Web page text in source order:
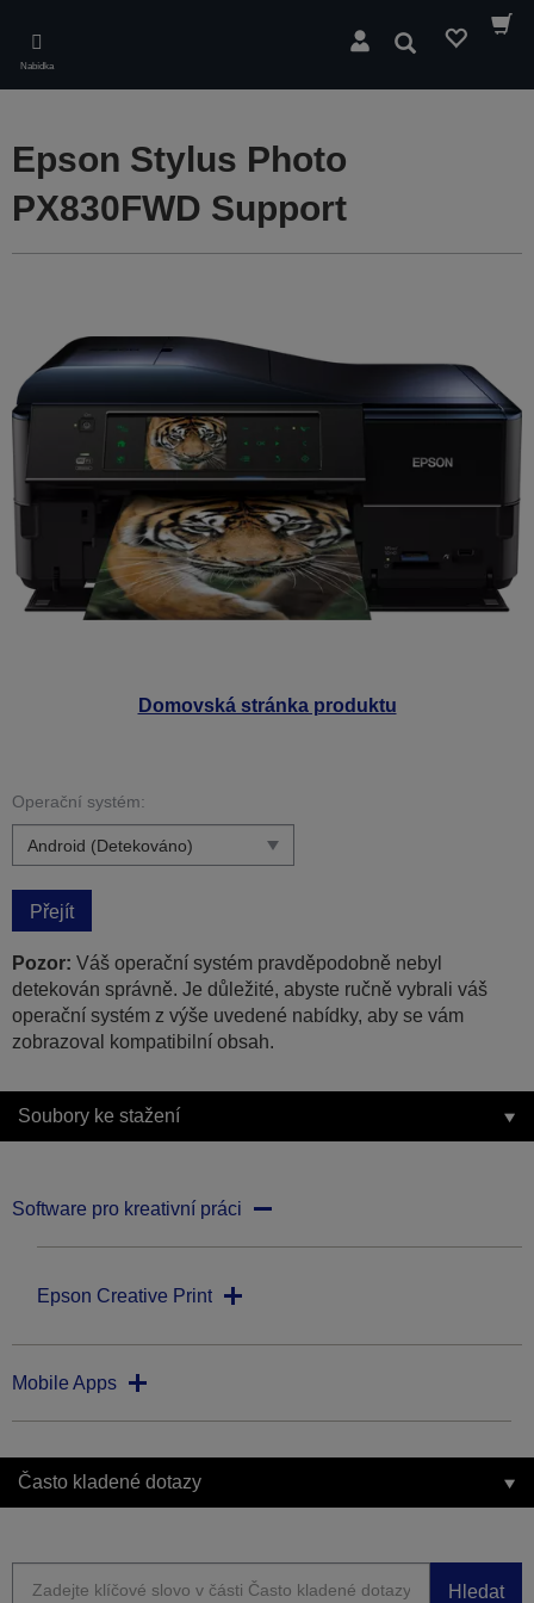
main
content
Nabídka
Hledat
Domovská stránka produktu
Epson Stylus Photo
PX830FWD Support
Operační systém:
Přejít
Pozor: Váš operační systém pravděpodobně nebyl
detekován správně. Je důležité, abyste ručně vybrali váš
operační systém z výše uvedené nabídky, aby se vám
zobrazoval kompatibilní obsah.
Soubory ke stažení
Software pro kreativní práci
Epson Creative Print
Mobile Apps
Často kladené dotazy
Hledat